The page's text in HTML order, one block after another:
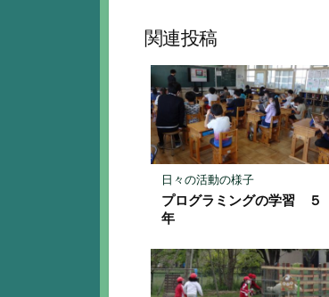
ア
マ
ー
ク
に
保
関連投稿
日々の活動の様子
プログラミングの学習 ５
年